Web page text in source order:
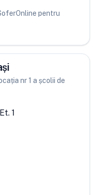
pentru
nr 1 a școlii de
1